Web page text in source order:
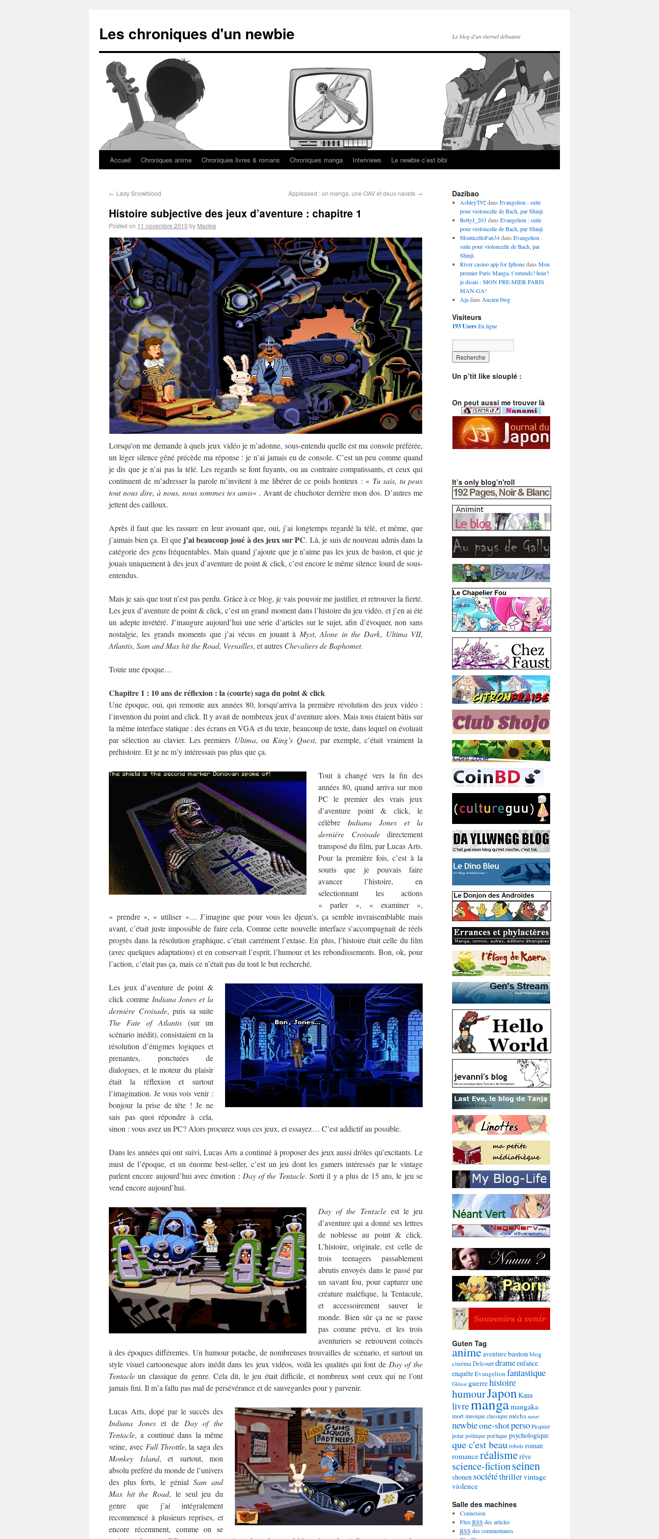
Les chroniques d'un newbie Le blog d'un éternel débutant
Accueil Chroniques anime Chroniques livres & romans Chroniques manga Interviews Le newbie c’est bibi
← Lady Snowblood Appleseed : un manga, une OAV et deux navets →
Histoire subjective des jeux d’aventure : chapitre 1
Posted on 11 novembre 2010 by Mackie
Lorsqu’on me demande à quels jeux vidéo je m’adonne, sous-entendu quelle est ma console préférée,
un léger silence gêné précède ma réponse : je n’ai jamais eu de console. C’est un peu comme quand
je dis que je n’ai pas la télé. Les regards se font fuyants, ou au contraire compatissants, et ceux qui
continuent de m’adresser la parole m’invitent à me libérer de ce poids honteux : « Tu sais, tu peux
tout nous dire, à nous, nous sommes tes amis« . Avant de chuchoter derrière mon dos. D’autres me
jettent des cailloux.
Après il faut que les rassure en leur avouant que, oui, j’ai longtemps regardé la télé, et même, que
j’aimais bien ça. Et que j’ai beaucoup joué à des jeux sur PC. Là, je suis de nouveau admis dans la
catégorie des gens fréquentables. Mais quand j’ajoute que je n’aime pas les jeux de baston, et que je
jouais uniquement à des jeux d’aventure de point & click, c’est encore le même silence lourd de sous-
entendus.
Mais je sais que tout n’est pas perdu. Grâce à ce blog, je vais pouvoir me justifier, et retrouver la fierté.
Les jeux d’aventure de point & click, c’est un grand moment dans l’histoire du jeu vidéo, et j’en ai été
un adepte invétéré. J’inaugure aujourd’hui une série d’articles sur le sujet, afin d’évoquer, non sans
nostalgie, les grands moments que j’ai vécus en jouant à Myst,Alone in the Dark, Ultima VII,
Atlantis, Sam and Max hit the Road, Versailles, et autres Chevaliers de Baphomet.
Toute une époque…
Chapitre 1 : 10 ans de réflexion : la (courte) saga du point & click
Une époque, oui, qui remonte aux années 80, lorsqu’arriva la première révolution des jeux vidéo :
l’invention du point and click. Il y avait de nombreux jeux d’aventure alors. Mais tous étaient bâtis sur
la même interface statique : des écrans en VGA et du texte, beaucoup de texte, dans lequel on évoluait
par sélection au clavier. Les premiers Ultima, ou King’s Quest, par exemple, c’était vraiment la
préhistoire. Et je ne m’y intéressais pas plus que ça.
Tout à changé vers la fin des
années 80, quand arriva sur mon
PC le premier des vrais jeux
d’aventure point & click, le
célèbre Indiana Jones et la
dernière Croisadedirectement
transposé du film, par Lucas Arts.
Pour la première fois, c’est à la
souris que je pouvais faire
avancer l’histoire, en
sélectionnant les actions
« parler », « examiner »,
« prendre », « utiliser »… J’imagine que pour vous les djeun’s, ça semble invraisemblable mais
avant, c’était juste impossible de faire cela. Comme cette nouvelle interface s’accompagnait de réels
progrès dans la résolution graphique, c’était carrément l’extase. En plus, l’histoire était celle du film
(avec quelques adaptations) et en conservait l’esprit, l’humour et les rebondissements. Bon, ok, pour
l’action, c’était pas ça, mais ce n’était pas du tout le but recherché.
Les jeux d’aventure de point &
click comme Indiana Jones et la
dernière Croisade, puis sa suite
The Fate of Atlantis(sur un
scénario inédit), consistaient en la
résolution d’énigmes logiques et
prenantes, ponctuées de
dialogues, et le moteur du plaisir
était la réflexion et surtout
l’imagination. Je vous vois venir :
bonjour la prise de tête ! Je ne
sais pas quoi répondre à cela,
sinon : vous avez un PC? Alors procurez vous ces jeux, et essayez… C’est addictif au possible.
Dans les années qui ont suivi, Lucas Arts a continué à proposer des jeux aussi drôles qu’excitants. Le
must de l’époque, et un énorme best-seller, c’est un jeu dont les gamers intéressés par le vintage
parlent encore aujourd’hui avec émotion : Day of the Tentacle. Sorti il y a plus de 15 ans, le jeu se
vend encore aujourd’hui.
Day of the Tentacleest le jeu
d’aventure qui a donné ses lettres
de noblesse au point & click.
L’histoire, originale, est celle de
trois teenagers passablement
abrutis envoyés dans le passé par
un savant fou, pour capturer une
créature maléfique, la Tentacule,
et accessoirement sauver le
monde. Bien sûr ça ne se passe
pas comme prévu, et les trois
aventuriers se retrouvent coincés
à des époques différentes. Un humour potache, de nombreuses trouvailles de scénario, et surtout un
style visuel cartoonesque alors inédit dans les jeux vidéos, voilà les qualités qui font de Day of the
Tentacle un classique du genre. Cela dit, le jeu était difficile, et nombreux sont ceux qui ne l’ont
jamais fini. Il m’a fallu pas mal de persévérance et de sauvegardes pour y parvenir.
Lucas Arts, dopé par le succès des
Indiana Joneset de Day of the
Tentacle, a continué dans la même
veine, avec Full Throttle, la saga des
Monkey Island, et surtout, mon
absolu préféré du monde de l’univers
des plus forts, le génial Sam and
Max hit the Road, le seul jeu du
genre que j’ai intégralement
recommencé à plusieurs reprises, et
encore récemment, comme on se
Dazibao
AshleyT92dans Evangelion : suite
pour violoncelle de Bach, par Shinji
BettyJ_203 dans Evangelion : suite
pour violoncelle de Bach, par Shinji
MonticelloFan34dans Evangelion :
suite pour violoncelle de Bach, par
Shinji
River casino app for Iphonedans Mon
premier Paris Manga, t’entends? hein?
je disais : MON PRE-MIER PARIS
MAN-GA!
Ajadans Ancien blog
Visiteurs
193 UsersEn ligne
Un p’tit like siouplé :
On peut aussi me trouver là
It’s only blog’n'roll
Guten Tag
animeaventurebaston blog
cinémaDelcourtdrameenfance
enquêteEvangelion fantastique
Glénat guerrehistoire
humourJapon Kana
livremangamangaka
mortmusique classiquemécha nanar
newbieone-shotperso Picquier
polar politique poétique psychologique
que c'est beaurobotsroman
romanceréalismerêve
science-fictionseinen
shonen sociététhrillervintage
violence
Salle des machines
Connexion
Flux RSS des articles
RSS des commentaires